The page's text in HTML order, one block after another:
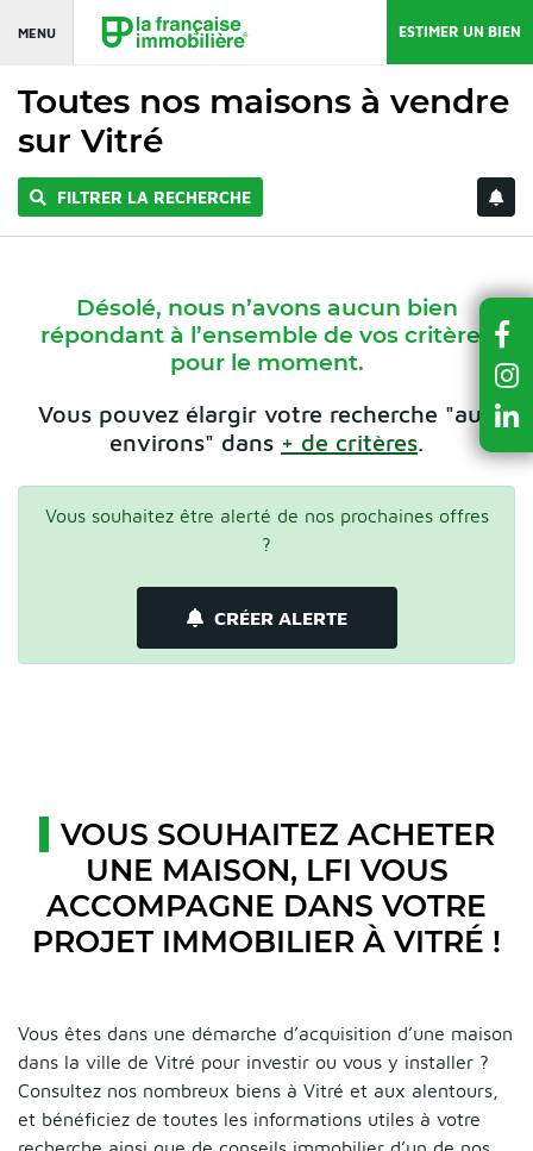
MENU ESTIMER UN BIEN
Toutes nos maisons à vendre
sur Vitré
FILTRER LA RECHERCHE
Désolé, nous n’avons aucun bien
répondant à l’ensemble de vos critères
pour le moment.
Vous pouvez élargir votre recherche "aux
environs" dans + de critères.
Vous souhaitez être alerté de nos prochaines offres
?
CRÉER ALERTE
VOUS SOUHAITEZ ACHETER
UNE MAISON, LFI VOUS
ACCOMPAGNE DANS VOTRE
PROJET IMMOBILIER À VITRÉ !
Vous êtes dans une démarche d’acquisition d’une maison
dans la ville de Vitré pour investir ou vous y installer ?
Consultez nos nombreux biens à Vitré et aux alentours,
et bénéficiez de toutes les informations utiles à votre